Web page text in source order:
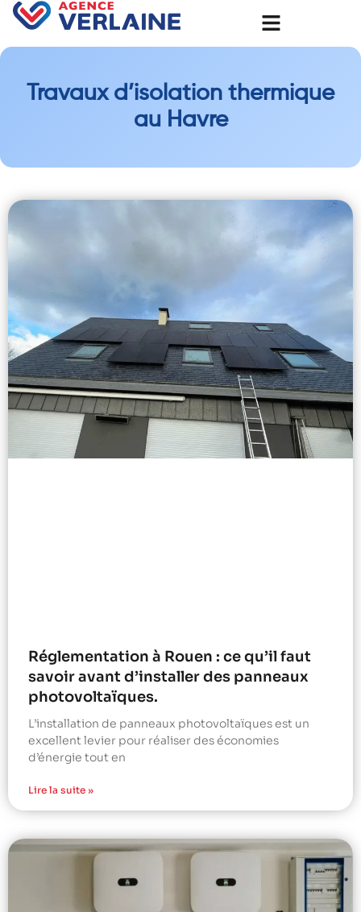
Travaux d’isolation thermique
au Havre
Réglementation à Rouen : ce qu’il faut
savoir avant d’installer des panneaux
photovoltaïques.
L’installation de panneaux photovoltaïques est un
excellent levier pour réaliser des économies
d’énergie tout en
Lire la suite »